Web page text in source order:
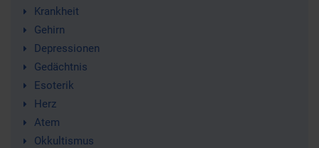
Krankheit
Gehirn
Depressionen
Gedächtnis
Esoterik
Herz
Atem
Okkultismus